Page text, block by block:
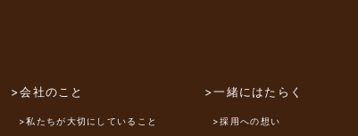
>会社のこと
>私たちが大切にしていること
>一緒にはたらく
>採用への想い